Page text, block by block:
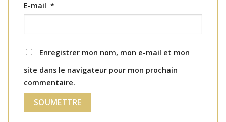
E-mail *
Enregistrer mon nom, mon e-mail et mon
site dans le navigateur pour mon prochain
commentaire.